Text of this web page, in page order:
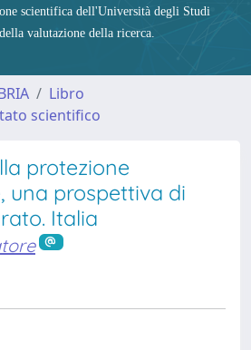
scientifica dell'Università degli Studi
valutazione della ricerca.
Libro
scientifico
protezione
una prospettiva di
Italia